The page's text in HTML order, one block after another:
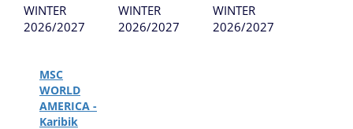
WINTER
2026/2027
WINTER
2026/2027
WINTER
2026/2027
MSC
WORLD
AMERICA -
Karibik